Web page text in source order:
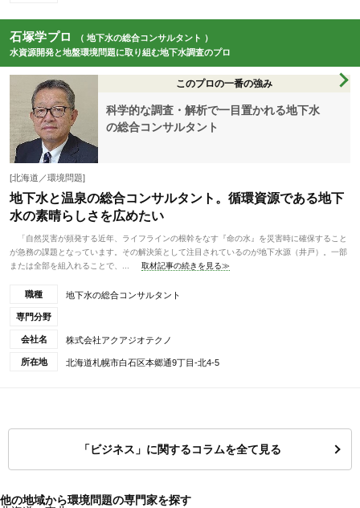
石塚学プロ
（ 地下水の総合コンサルタント ）
水資源開発と地盤環境問題に取り組む地下水調査のプロ
このプロの一番の強み
科学的な調査・解析で一目置かれる地下水
の総合コンサルタント
[北海道／環境問題]
地下水と温泉の総合コンサルタント。循環資源である地下
水の素晴らしさを広めたい
「自然災害が頻発する近年、ライフラインの根幹をなす『命の水』を災害時に確保すること
が急務の課題となっています。その解決策として注目されているのが地下水源（井戸）。一部
または全部を組入れることで、...
取材記事の続きを見る≫
職種 地下水の総合コンサルタント
専門分野
会社名 株式会社アクアジオテクノ
所在地 北海道札幌市白石区本郷通9丁目-北4-5
「ビジネス」に関するコラムを全て見る
他の地域から環境問題の専門家を探す